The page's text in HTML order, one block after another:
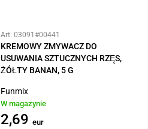
Art: 03091#00441
KREMOWY ZMYWACZ DO
USUWANIA SZTUCZNYCH RZĘS,
ŻÓŁTY BANAN, 5 G
Funmix
W magazynie
2,69 eur